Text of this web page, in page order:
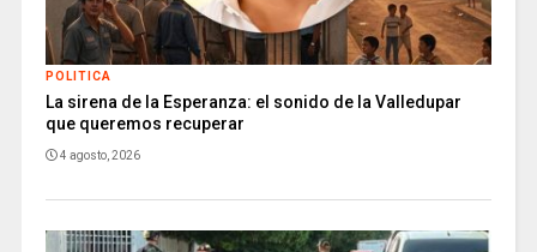
POLITICA
La sirena de la Esperanza: el sonido de la Valledupar
que queremos recuperar
4 agosto, 2026